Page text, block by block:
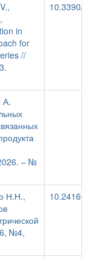
in
for
//
10.3390/
А.
– №
Н.Н.,
№4,